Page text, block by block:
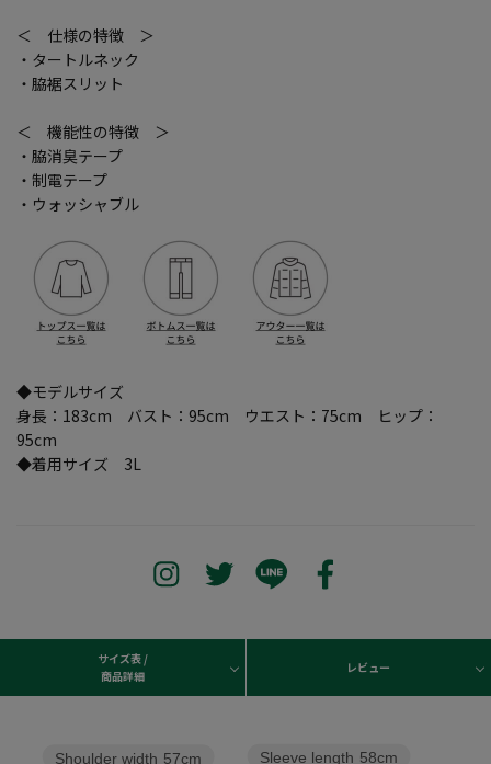
＜ 仕様の特徴 ＞
・タートルネック
・脇裾スリット
＜ 機能性の特徴 ＞
・脇消臭テープ
・制電テープ
・ウォッシャブル
◆モデルサイズ
身長：183cm バスト：95cm ウエスト：75cm ヒップ：
95cm
◆着用サイズ 3L
サイズ表 /
商品詳細
レビュー
Sleeve length 58cm
Shoulder width 57cm